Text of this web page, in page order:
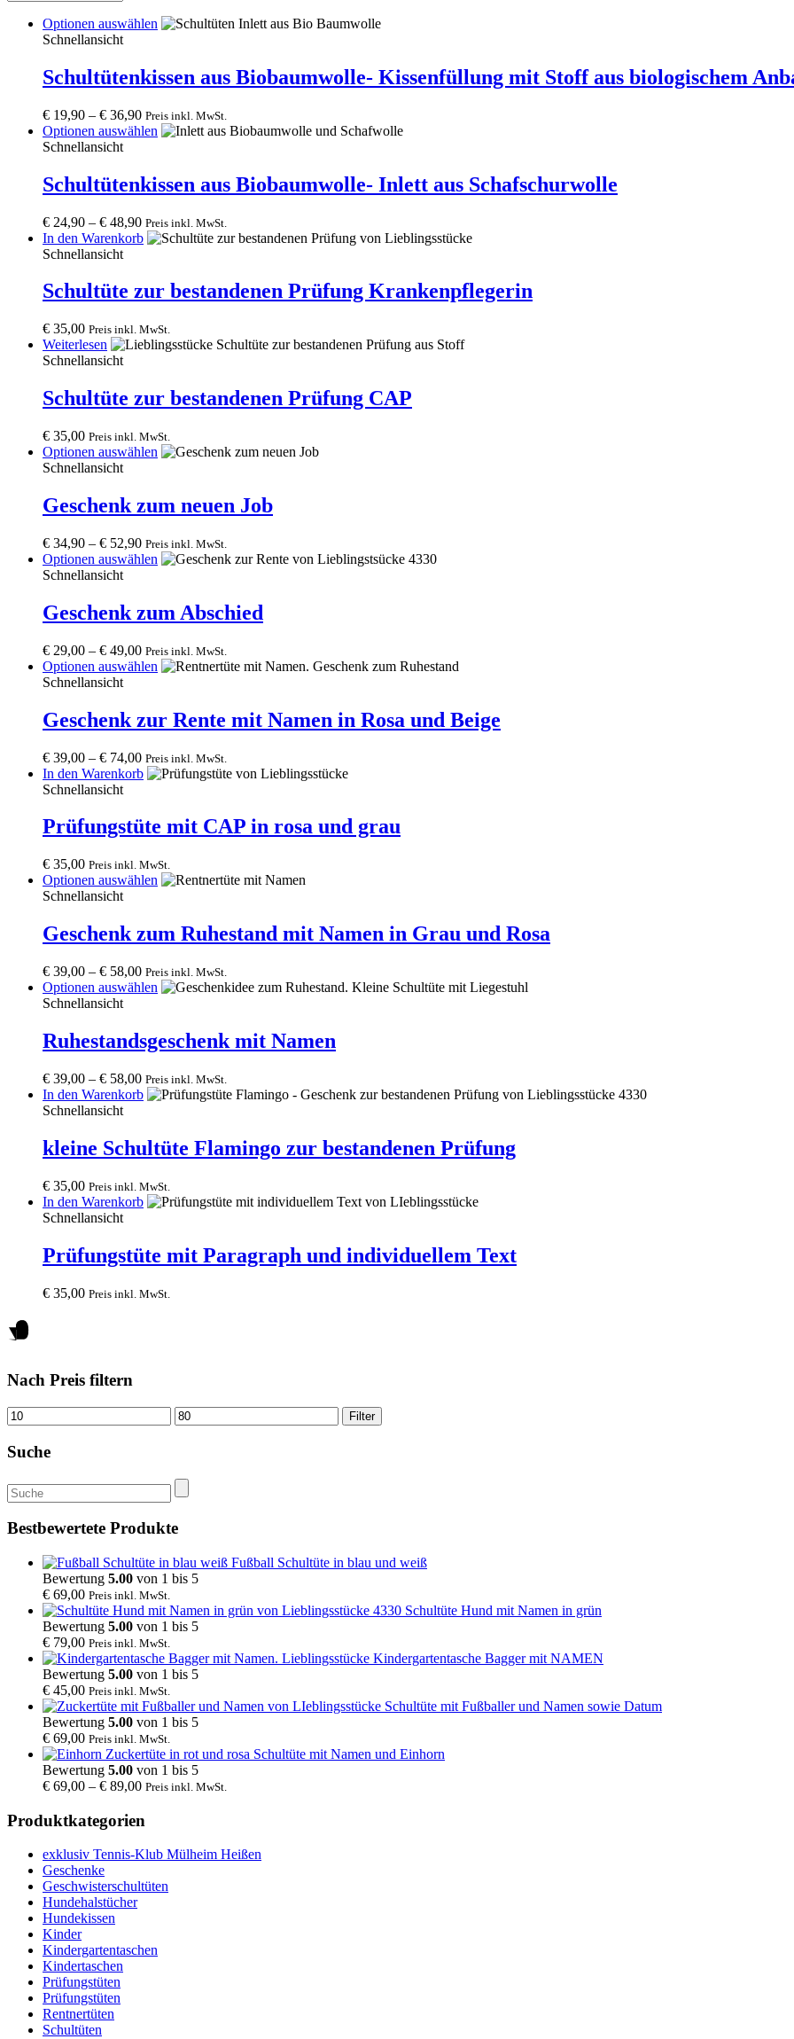
Optionen auswählen This
variants.
options
may
on
the
page
Schnellansicht
Schultütenkissen aus Biobaumwolle- Kissenfüllung mit Stoff aus biologischem
€ 19,90 – € 36,90 Preis inkl. MwSt.
Optionen auswählen This
variants.
options
may
on
the
page
Schnellansicht
Schultütenkissen aus Biobaumwolle- Inlett aus Schafschurwolle
€ 24,90 – € 48,90 Preis inkl. MwSt.
In den Warenkorb
Schnellansicht
Schultüte zur bestandenen Prüfung Krankenpflegerin
€ 35,00 Preis inkl. MwSt.
Weiterlesen
Schnellansicht
Schultüte zur bestandenen Prüfung CAP
€ 35,00 Preis inkl. MwSt.
Optionen auswählen This
variants.
options
may
on
the
page
Schnellansicht
Geschenk zum neuen Job
€ 34,90 – € 52,90 Preis inkl. MwSt.
Optionen auswählen This
multiple
variants.
options
may
on
the
page
Schnellansicht
Geschenk zum Abschied
€ 29,00 – € 49,00 Preis inkl. MwSt.
Optionen auswählen This
multiple
variants.
options
may
on
the
page
Schnellansicht
Geschenk zur Rente mit Namen in Rosa und Beige
€ 39,00 – € 74,00 Preis inkl. MwSt.
In den Warenkorb
Schnellansicht
Prüfungstüte mit CAP in rosa und grau
€ 35,00 Preis inkl. MwSt.
Optionen auswählen This
multiple
variants.
options
may
on
the
page
Schnellansicht
Geschenk zum Ruhestand mit Namen in Grau und Rosa
€ 39,00 – € 58,00 Preis inkl. MwSt.
Optionen auswählen This
multiple
variants.
options
may
on
the
page
Schnellansicht
Ruhestandsgeschenk mit Namen
€ 39,00 – € 58,00 Preis inkl. MwSt.
In den Warenkorb
Schnellansicht
kleine Schultüte Flamingo zur bestandenen Prüfung
€ 35,00 Preis inkl. MwSt.
In den Warenkorb
Schnellansicht
Prüfungstüte mit Paragraph und individuellem Text
€ 35,00 Preis inkl. MwSt.
Nach Preis filtern
Mindestpreis Höchstpreis Filter
Suche
Suche
nach:
Bestbewertete Produkte
Fußball Schultüte in blau und weiß
Bewertung 5.00 von 1 bis 5
€ 69,00 Preis inkl. MwSt.
Schultüte Hund mit Namen in grün
Bewertung 5.00 von 1 bis 5
€ 79,00 Preis inkl. MwSt.
Kindergartentasche Bagger mit NAMEN
Bewertung 5.00 von 1 bis 5
€ 45,00 Preis inkl. MwSt.
Schultüte mit Fußballer und Namen sowie Datum
Bewertung 5.00 von 1 bis 5
€ 69,00 Preis inkl. MwSt.
Schultüte mit Namen und Einhorn
Bewertung 5.00 von 1 bis 5
€ 69,00 – € 89,00 Preis inkl. MwSt.
Produktkategorien
exklusiv Tennis-Klub Mülheim Heißen
Geschenke
Geschwisterschultüten
Hundehalstücher
Hundekissen
Kinder
Kindergartentaschen
Kindertaschen
Prüfungstüten
Prüfungstüten
Rentnertüten
Schultüten